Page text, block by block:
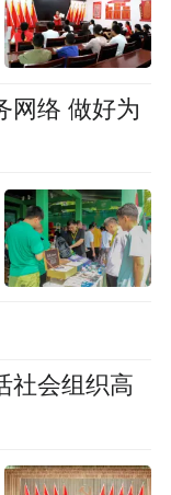
网络 做好为
社会组织高